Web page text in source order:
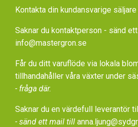
Kontakta din kundansvarige
Saknar du kontaktperson - sänd
info@mastergron.se
Får du ditt varuflöde via lokala
tillhandahåller våra växter under
- fråga där.
Saknar du en värdefull leverantör
- sänd ett mail till